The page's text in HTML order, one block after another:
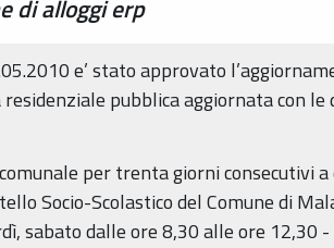
di alloggi erp
e’ stato approvato
pubblica aggiornata con
per trenta giorni consecutivi
Socio-Scolastico del Comune di
sabato dalle ore 8,30 alle ore 12,30